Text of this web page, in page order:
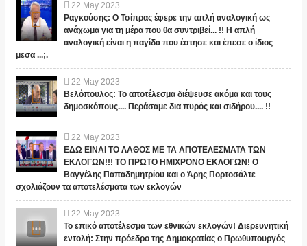
22 May 2023
Ραγκούσης: Ο Τσίπρας έφερε την απλή αναλογική ως
ανάχωμα για τη μέρα που θα συντριβεί... !! Η απλή
αναλογική είναι η παγίδα που έστησε και έπεσε ο ίδιος
μεσα ...;.
22 May 2023
Βελόπουλος: Το αποτέλεσμα διέψευσε ακόμα και τους
δημοσκόπους.... Περάσαμε δια πυρός και σιδήρου.... !!
22 May 2023
ΕΔΩ ΕΙΝΑΙ ΤΟ ΛΑΘΟΣ ΜΕ ΤΑ ΑΠΟΤΕΛΕΣΜΑΤΑ ΤΩΝ
ΕΚΛΟΓΩΝ!!! ΤΟ ΠΡΩΤΟ ΗΜΙΧΡΟΝΟ ΕΚΛΟΓΩΝ! Ο
Βαγγέλης Παπαδημητρίου και ο Άρης Πορτοσάλτε
σχολιάζουν τα αποτελέσματα των εκλογών
22 May 2023
Το επικό αποτέλεσμα των εθνικών εκλογών! Διερευνητική
εντολή: Στην πρόεδρο της Δημοκρατίας ο Πρωθυπουργός